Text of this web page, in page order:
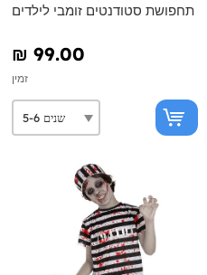
תחפושת סטודנטים זומבי לילדים
₪‎ 99.00
זמין